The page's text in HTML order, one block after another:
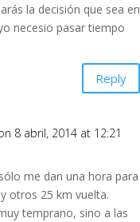
la decisión que sea en
necesio pasar tiempo
Reply
8 abril, 2014 at 12:21
me dan una hora para
otros 25 km vuelta.
temprano, sino a las